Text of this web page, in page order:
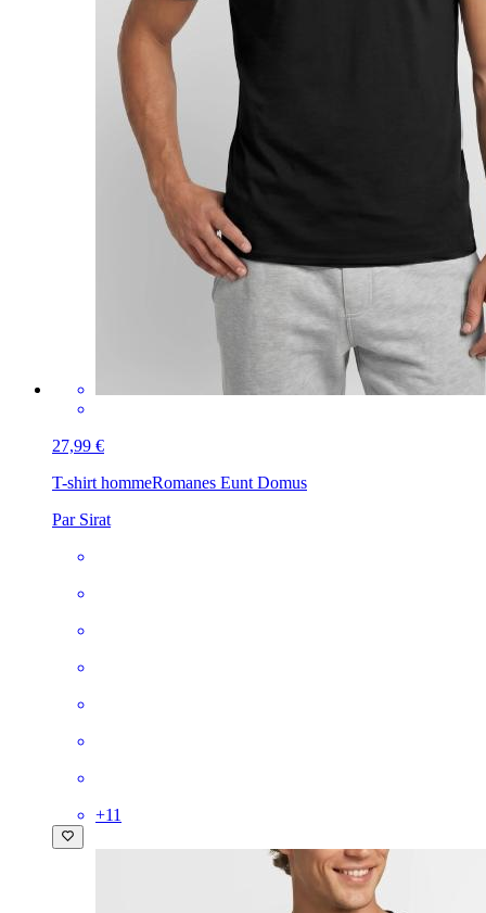
27,99 €
T-shirt hommeRomanes Eunt Domus
Par Sirat
+11